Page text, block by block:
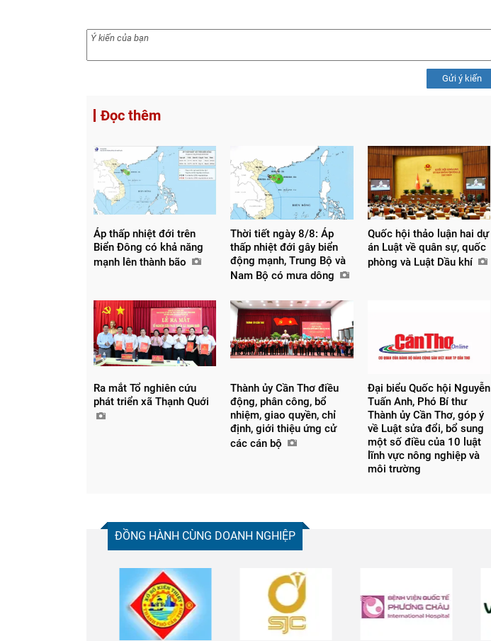
Gửi ý kiến
Đọc thêm
Áp thấp nhiệt đới trên
Biển Đông có khả năng
mạnh lên thành bão
Thời tiết ngày 8/8: Áp
thấp nhiệt đới gây biển
động mạnh, Trung Bộ và
Nam Bộ có mưa dông
Quốc hội thảo luận hai dự
án Luật về quân sự, quốc
phòng và Luật Dầu khí
Ra mắt Tổ nghiên cứu
phát triển xã Thạnh Quới
Thành ủy Cần Thơ điều
động, phân công, bổ
nhiệm, giao quyền, chỉ
định, giới thiệu ứng cử
các cán bộ
Đại biểu Quốc hội Nguyễn
Tuấn Anh, Phó Bí thư
Thành ủy Cần Thơ, góp ý
về Luật sửa đổi, bổ sung
một số điều của 10 luật
lĩnh vực nông nghiệp và
môi trường
ĐỒNG HÀNH CÙNG DOANH NGHIỆP